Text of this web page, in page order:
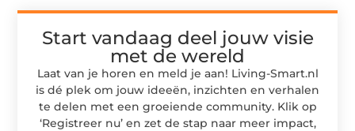
Start vandaag deel jouw visie
met de wereld
Laat van je horen en meld je aan! Living-Smart.nl
is dé plek om jouw ideeën, inzichten en verhalen
te delen met een groeiende community. Klik op
‘Registreer nu’ en zet de stap naar meer impact,